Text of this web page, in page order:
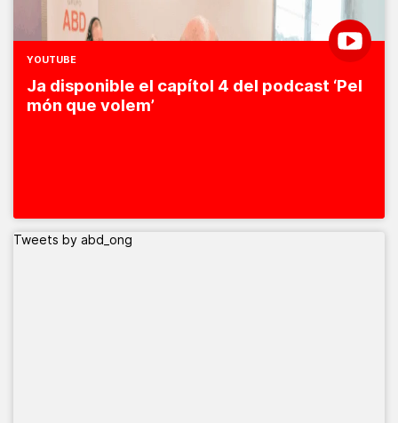
YOUTUBE
Ja disponible el capítol 4 del podcast ‘Pel
món que volem’
Tweets by abd_ong